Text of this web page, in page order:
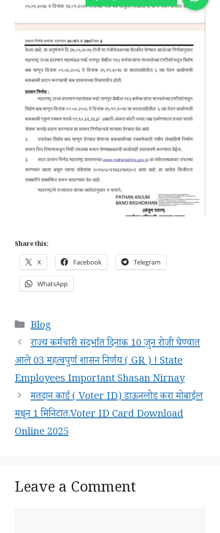
Share this:
X Facebook Telegram
WhatsApp
Categories
Blog
राज्य कर्मचारी संदर्भात दिनांक 10 जुन रोजी घेण्यात
आले 03 महत्वपुर्ण शासन निर्णय ( GR ) ! State
Employees Important Shasan Nirnay
मतदान कार्ड ( Voter ID) डाऊनलोड करा मोबाईल
मधून 1 मिनिटात.Voter ID Card Download
Online 2025
Leave a Comment